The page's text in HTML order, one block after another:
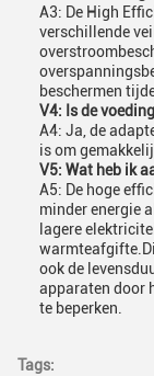
A3: De High
verschillende
beschermen
V4: Is de
A4: Ja, de
is om
V5: Wat heb ik
A5: De hoge
minder energie
lagere
ook de
apparaten door
te beperken.
Tags: